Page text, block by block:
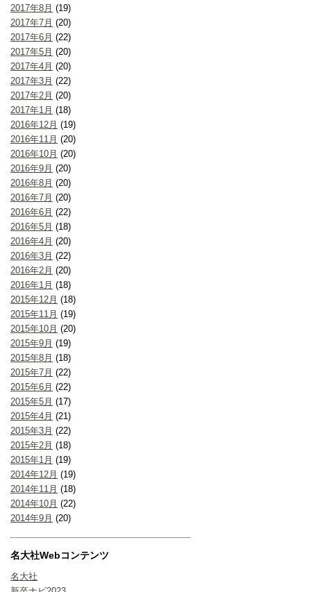
2017年8月 (19)
2017年7月 (20)
2017年6月 (22)
2017年5月 (20)
2017年4月 (20)
2017年3月 (22)
2017年2月 (20)
2017年1月 (18)
2016年12月 (19)
2016年11月 (20)
2016年10月 (20)
2016年9月 (20)
2016年8月 (20)
2016年7月 (20)
2016年6月 (22)
2016年5月 (18)
2016年4月 (20)
2016年3月 (22)
2016年2月 (20)
2016年1月 (18)
2015年12月 (18)
2015年11月 (19)
2015年10月 (20)
2015年9月 (19)
2015年8月 (18)
2015年7月 (22)
2015年6月 (22)
2015年5月 (17)
2015年4月 (21)
2015年3月 (22)
2015年2月 (18)
2015年1月 (19)
2014年12月 (19)
2014年11月 (18)
2014年10月 (22)
2014年9月 (20)
名大社Webコンテンツ
名大社